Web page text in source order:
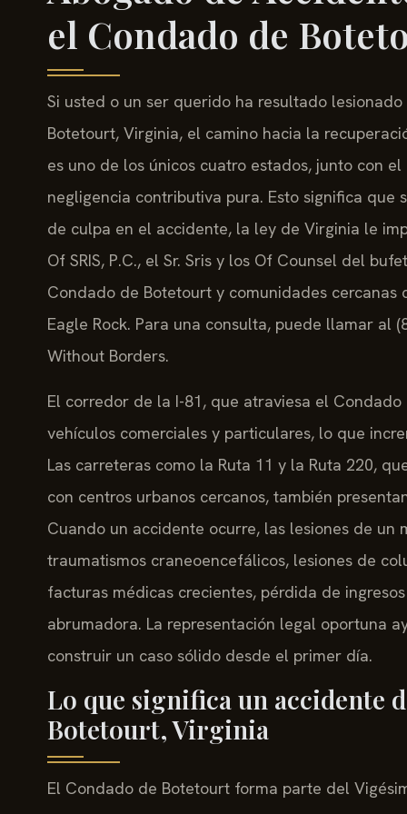
el Condado de
Si usted o un ser querido ha resultado
Botetourt, Virginia, el camino hacia la
es uno de los únicos cuatro estados, junto con
negligencia contributiva pura. Esto significa
de culpa en el accidente, la ley de Virginia le
Of SRIS, P.C., el Sr. Sris y los Of Counsel del
Condado de Botetourt y comunidades cercanas
Eagle Rock. Para una consulta, puede llamar al
Without Borders.
El corredor de la I-81, que atraviesa el
vehículos comerciales y particulares, lo que
Las carreteras como la Ruta 11 y la Ruta 220,
con centros urbanos cercanos, también
Cuando un accidente ocurre, las lesiones de
traumatismos craneoencefálicos, lesiones de
facturas médicas crecientes, pérdida de
abrumadora. La representación legal oportuna
construir un caso sólido desde el primer día.
Lo que significa un accidente
Botetourt, Virginia
El Condado de Botetourt forma parte del